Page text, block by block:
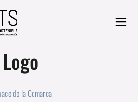
Logo
de la Comarca